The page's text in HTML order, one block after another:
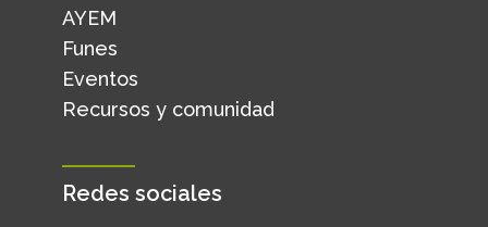
AYEM
Funes
Eventos
Recursos y comunidad
Redes sociales